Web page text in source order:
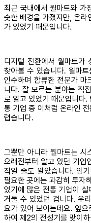
최근 국내에서 월마트와 가
슷한 배경을 가졌지만, 온라
가 있었기 때문입니다.
디지털 전환에서 월마트가
찾아볼 수 있습니다. 월마
인수하며 합류한 전문가 마
니다. 잘 모르는 분야는 직
로 알고 있었기 때문입니다.
통 기업 중 이처럼 온라인
렵습니다.
그뿐만 아니라 월마트는 시
오래전부터 알고 있던 기업
직일 줄도 알았습니다. 임
필요한 곳에는 과감히 투자
었기에 많은 전통 기업이
거둘 수 있었던 겁니다. 우
요가 있어 보이는데요. 앞
하여 제2의 전성기를 맞이